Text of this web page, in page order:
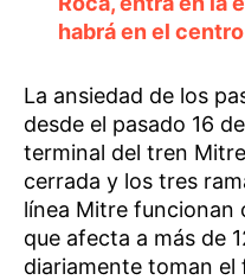
habrá en el
La ansiedad de los
desde el pasado 16
terminal del tren
cerrada y los tres
línea Mitre funcionan
que afecta a más de
diariamente toman el